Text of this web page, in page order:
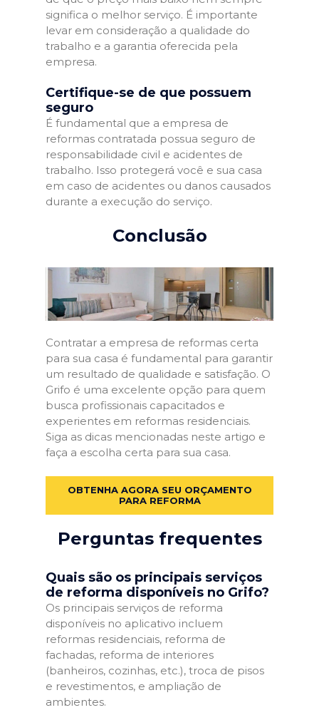
significa o melhor serviço. É importante
levar em consideração a qualidade do
trabalho e a garantia oferecida pela
empresa.
Certifique-se de que possuem
seguro
É fundamental que a empresa de
reformas contratada possua seguro de
responsabilidade civil e acidentes de
trabalho. Isso protegerá você e sua casa
em caso de acidentes ou danos causados
durante a execução do serviço.
Conclusão
Contratar a empresa de reformas certa
para sua casa é fundamental para garantir
um resultado de qualidade e satisfação. O
Grifo é uma excelente opção para quem
busca profissionais capacitados e
experientes em reformas residenciais.
Siga as dicas mencionadas neste artigo e
faça a escolha certa para sua casa.
OBTENHA AGORA SEU ORÇAMENTO
PARA REFORMA
Perguntas frequentes
Quais são os principais serviços
de reforma disponíveis no Grifo?
Os principais serviços de reforma
disponíveis no aplicativo incluem
reformas residenciais, reforma de
fachadas, reforma de interiores
(banheiros, cozinhas, etc.), troca de pisos
e revestimentos, e ampliação de
ambientes.